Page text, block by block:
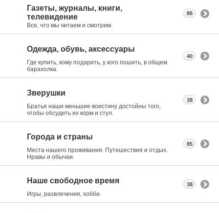
Газеты, журналы, книги,
телевидение
Все, что мы читаем и смотрим.
86
Одежда, обувь, аксессуары
Где купить, кому подарить, у кого пошить, в общем
барахолка.
40
Зверушки
Братья наши меньшие воистину достойны того,
чтобы обсудить их корм и стул.
38
Города и страны
Места нашего проживания. Путешествия и отдых.
Нравы и обычаи.
85
Наше свободное время
Игры, развлечения, хобби.
38